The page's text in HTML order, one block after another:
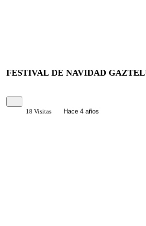
FESTIVAL DE NAVIDAD
18 Visitas Hace 4 años